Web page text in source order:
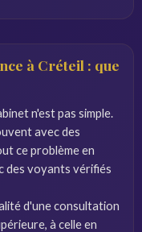
à Créteil : que
n'est pas simple.
avec des
ce problème en
des voyants vérifiés
d'une consultation
à celle en